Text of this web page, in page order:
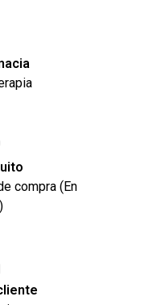
compra (En